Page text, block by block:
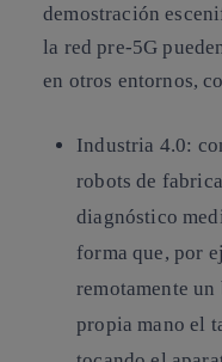
demostración
la red pre-5G
en otros entornos,
Industria 4.0:
robots de
diagnóstico
forma que, por
remotamente
propia mano el